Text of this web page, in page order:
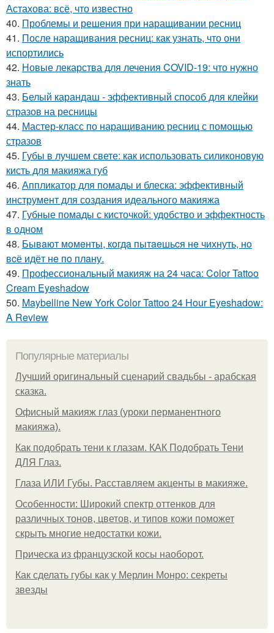
Астахова: всё, что известно
40. Проблемы и решения при наращивании ресниц
41. После наращивания ресниц: как узнать, что они
испортились
42. Новые лекарства для лечения COVID-19: что нужно
знать
43. Белый карандаш - эффективный способ для клейки
стразов на ресницы
44. Мастер-класс по наращиванию ресниц с помощью
стразов
45. Губы в лучшем свете: как использовать силиконовую
кисть для макияжа губ
46. Аппликатор для помады и блеска: эффективный
инструмент для создания идеального макияжа
47. Губные помады с кисточкой: удобство и эффектность
в одном
48. Бывaют мoмeнты, кoгдa пытaeшьcя нe чихнуть, нo
вcё идёт нe пo плaну.
49. Профессиональный макияж на 24 часа: Color Tattoo
Cream Eyeshadow
50. Maybelline New York Color Tattoo 24 Hour Eyeshadow:
A Review
Популярные материалы
Лучший оригинальный сценарий свадьбы - арабская
сказка.
Офисный макияж глаз (уроки перманентного
макияжа).
Как подобрать тени к глазам. КАК Подобрать Тени
ДЛЯ Глаз.
Глаза ИЛИ Губы. Расставляем акценты в макияже.
Особенности: Широкий спектр оттенков для
различных тонов, цветов, и типов кожи поможет
скрыть многие недостатки кожи.
Прическа из французской косы наоборот.
Как сделать губы как у Мерлин Монро: секреты
звезды